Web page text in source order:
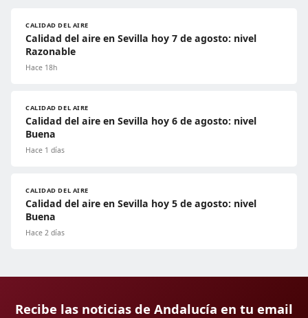
CALIDAD DEL AIRE
Calidad del aire en Sevilla hoy 7 de agosto: nivel
Razonable
Hace 18h
CALIDAD DEL AIRE
Calidad del aire en Sevilla hoy 6 de agosto: nivel
Buena
Hace 1 días
CALIDAD DEL AIRE
Calidad del aire en Sevilla hoy 5 de agosto: nivel
Buena
Hace 2 días
Recibe las noticias de Andalucía en tu email